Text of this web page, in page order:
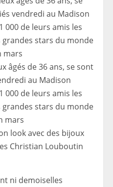
âgés de 36 ans, se sont
au Madison
000 de leurs amis les
stars du monde
mars
look avec des bijoux
Christian Louboutin
ni demoiselles